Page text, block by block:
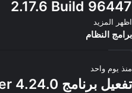
2.17.6 Build 96447
اظهر المزيد
برامج النظام
منذ يوم واحد
تفعيل برنامج Advanced Renamer 4.24.0